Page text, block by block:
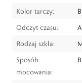
Kolor tarczy:
Odczyt czasu:
Rodzaj szkła:
Sposób
mocowania: